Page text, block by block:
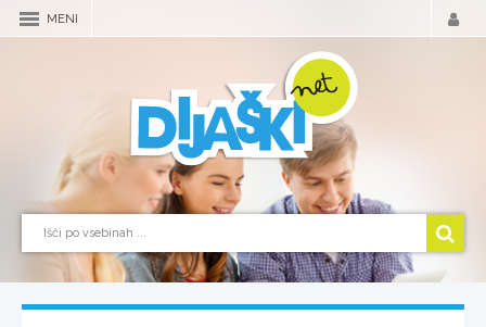
MENI